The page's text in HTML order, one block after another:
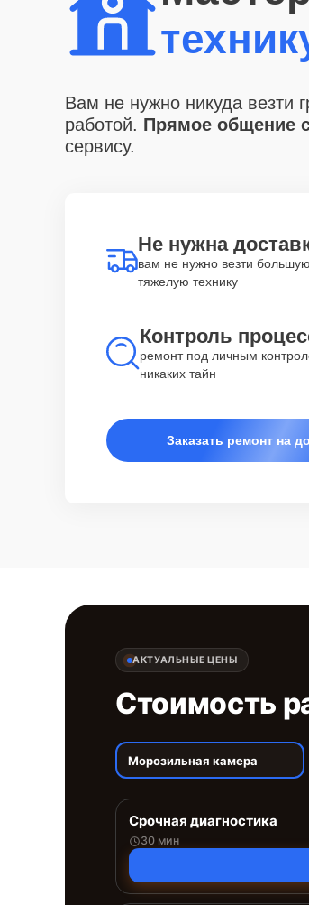
Вам не нужно никуда везти
работой. Прямое общение
сервису.
Не нужна
вам не нужно везти
тяжелую технику
Контроль
ремонт под личным
никаких тайн
Заказать ремонт на
АКТУАЛЬНЫЕ ЦЕНЫ
Стоимость
Морозильная камера
Срочная диагностика
30 мин